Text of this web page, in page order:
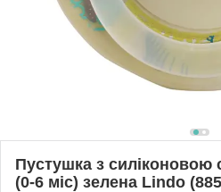
Пустушка з силіконовою
(0-6 міс) зелена Lindo